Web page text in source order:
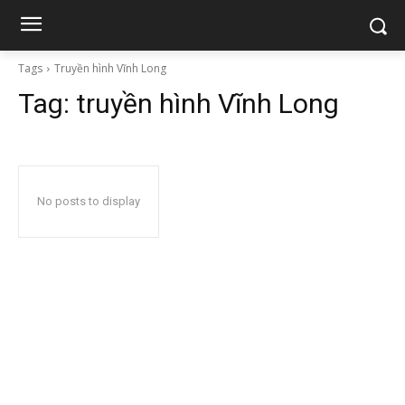
Tags Truyền hình Vĩnh Long
Tag: truyền hình Vĩnh Long
No posts to display